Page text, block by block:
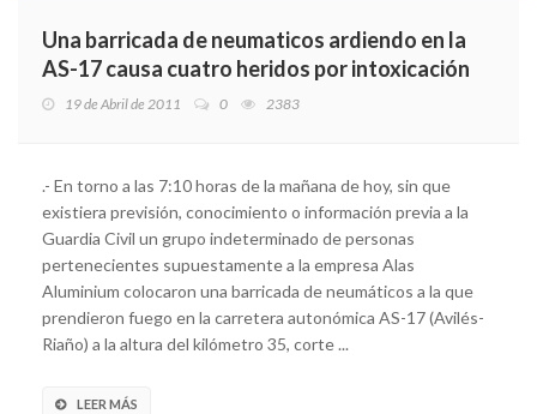
Una barricada de neumaticos ardiendo en la
AS-17 causa cuatro heridos por intoxicación
19 de Abril de 2011 0 2383
.- En torno a las 7:10 horas de la mañana de hoy, sin que
existiera previsión, conocimiento o información previa a la
Guardia Civil un grupo indeterminado de personas
pertenecientes supuestamente a la empresa Alas
Aluminium colocaron una barricada de neumáticos a la que
prendieron fuego en la carretera autonómica AS-17 (Avilés-
Riaño) a la altura del kilómetro 35, corte ...
LEER MÁS